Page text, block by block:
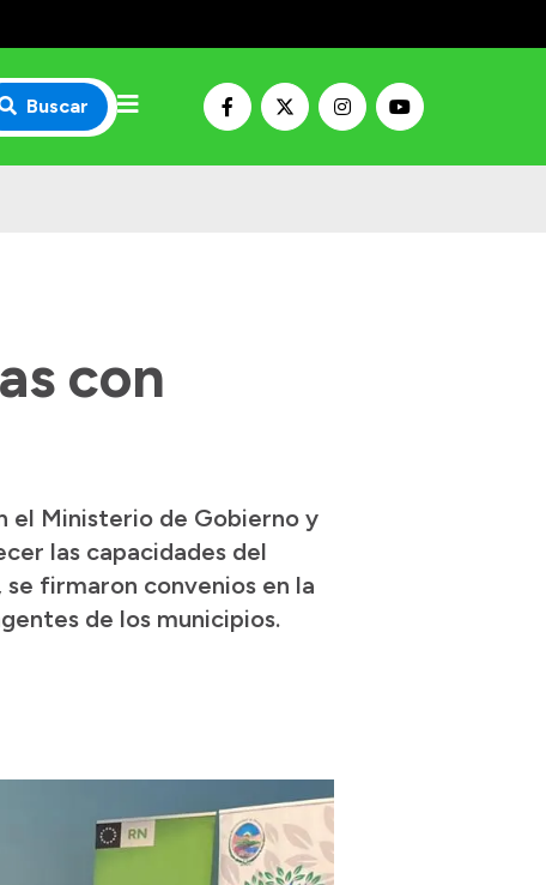
Buscar
con
el Ministerio de Gobierno y
las capacidades del
firmaron convenios en la
de los municipios.